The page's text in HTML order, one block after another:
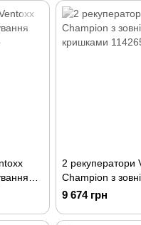
2 рекуператори
Champion з
кришками
9 674 грн